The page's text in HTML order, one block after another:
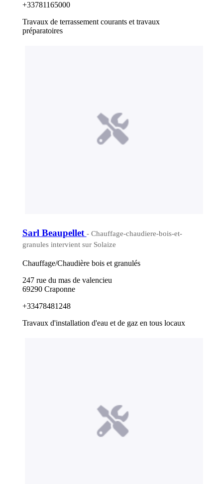
+33781165000
Travaux de terrassement courants et travaux
préparatoires
Sarl Beaupellet - Chauffage-chaudiere-bois-et-
granules intervient sur Solaize
Chauffage/Chaudière bois et granulés
247 rue du mas de valencieu
69290 Craponne
+33478481248
Travaux d'installation d'eau et de gaz en tous locaux